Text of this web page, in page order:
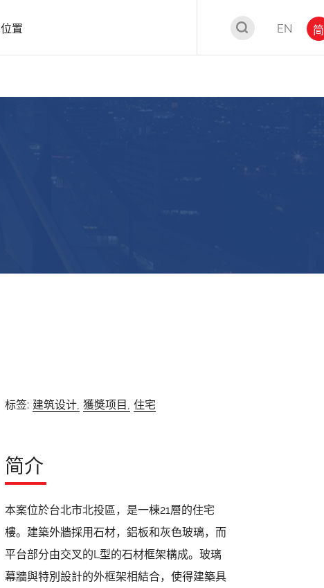
位置 EN 简
标签: 建筑设计, 獲奬项目, 住宅
简介
本案位於台北市北投區，是一棟21層的住宅
樓。建築外牆採用石材，鋁板和灰色玻璃，而
平台部分由交叉的L型的石材框架構成。玻璃
幕牆與特別設計的外框架相結合，使得建築具